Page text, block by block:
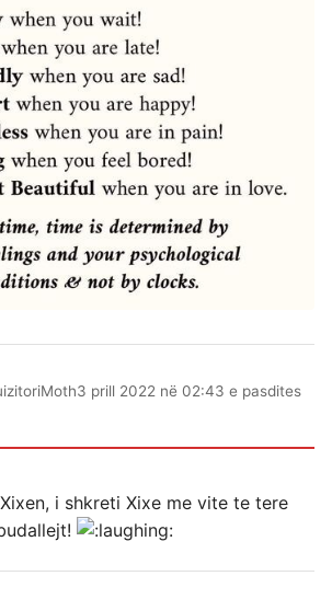
3 prill 2022 në 02:43 e pasdites
i shkreti Xixe me vite te tere